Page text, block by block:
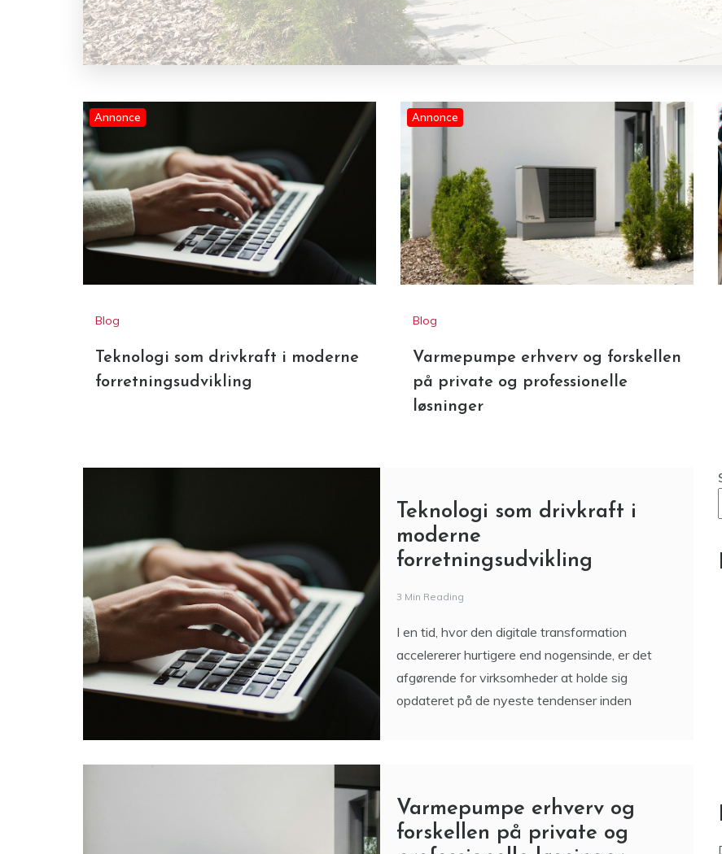
Annonce
Blog
forretningsudvikling
Annonce
Blog
på private og professionelle
forretningsudvikling
3 Min Reading
I en tid, hvor den digitale transformation
accelererer hurtigere end nogensinde, er det
opdateret på de nyeste tendenser inden
professionelle løsninger
5 Min Reading